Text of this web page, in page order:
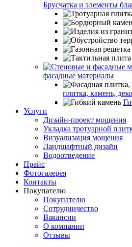
Брусчатка и элементы
фасадные материалы
плитка, камень,
Услуги
Дизайн-проект мощения
Укладка тротуарной
Визуализация мощения
Ландшафтный дизайн
Водоотведение
Прайс
Фотогалерея
Контакты
Покупателю
Покупателю
Сотрудничество
Вакансии
О компании
Отзывы